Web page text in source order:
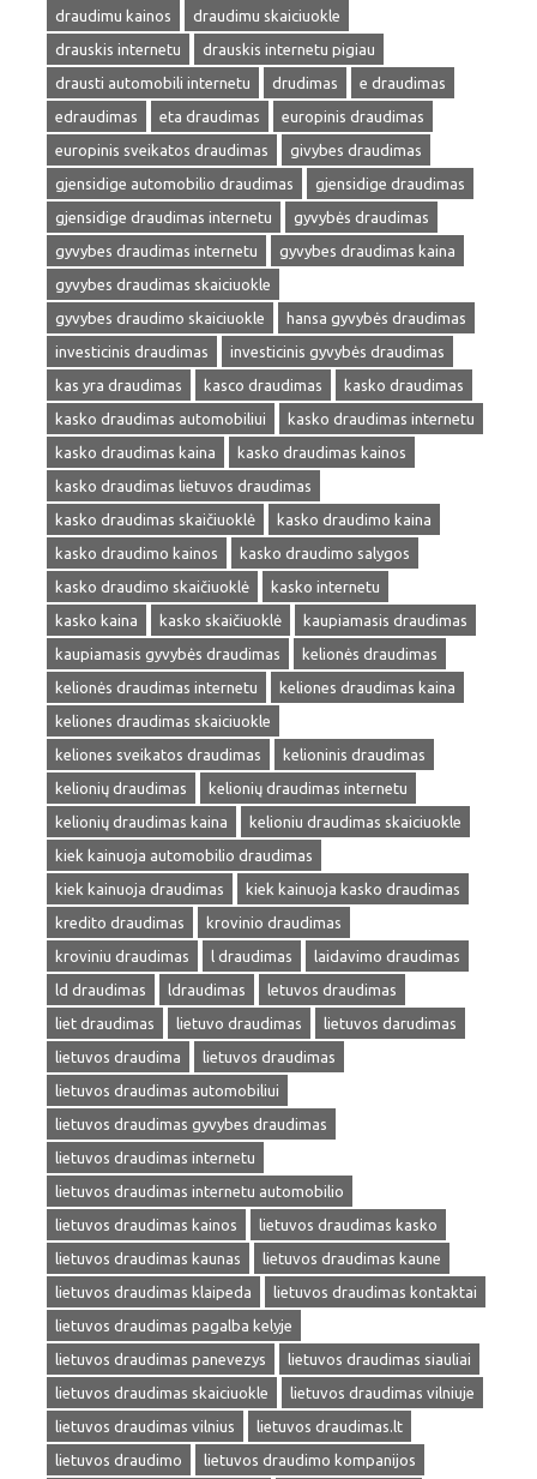
draudimu kainos
draudimu skaiciuokle
drauskis internetu
drauskis internetu pigiau
drausti automobili internetu
drudimas
e draudimas
edraudimas
eta draudimas
europinis draudimas
europinis sveikatos draudimas
givybes draudimas
gjensidige automobilio draudimas
gjensidige draudimas
gjensidige draudimas internetu
gyvybės draudimas
gyvybes draudimas internetu
gyvybes draudimas kaina
gyvybes draudimas skaiciuokle
gyvybes draudimo skaiciuokle
hansa gyvybės draudimas
investicinis draudimas
investicinis gyvybės draudimas
kas yra draudimas
kasco draudimas
kasko draudimas
kasko draudimas automobiliui
kasko draudimas internetu
kasko draudimas kaina
kasko draudimas kainos
kasko draudimas lietuvos draudimas
kasko draudimas skaičiuoklė
kasko draudimo kaina
kasko draudimo kainos
kasko draudimo salygos
kasko draudimo skaičiuoklė
kasko internetu
kasko kaina
kasko skaičiuoklė
kaupiamasis draudimas
kaupiamasis gyvybės draudimas
kelionės draudimas
kelionės draudimas internetu
keliones draudimas kaina
keliones draudimas skaiciuokle
keliones sveikatos draudimas
kelioninis draudimas
kelionių draudimas
kelionių draudimas internetu
kelionių draudimas kaina
kelioniu draudimas skaiciuokle
kiek kainuoja automobilio draudimas
kiek kainuoja draudimas
kiek kainuoja kasko draudimas
kredito draudimas
krovinio draudimas
kroviniu draudimas
l draudimas
laidavimo draudimas
ld draudimas
ldraudimas
letuvos draudimas
liet draudimas
lietuvo draudimas
lietuvos darudimas
lietuvos draudima
lietuvos draudimas
lietuvos draudimas automobiliui
lietuvos draudimas gyvybes draudimas
lietuvos draudimas internetu
lietuvos draudimas internetu automobilio
lietuvos draudimas kainos
lietuvos draudimas kasko
lietuvos draudimas kaunas
lietuvos draudimas kaune
lietuvos draudimas klaipeda
lietuvos draudimas kontaktai
lietuvos draudimas pagalba kelyje
lietuvos draudimas panevezys
lietuvos draudimas siauliai
lietuvos draudimas skaiciuokle
lietuvos draudimas vilniuje
lietuvos draudimas vilnius
lietuvos draudimas.lt
lietuvos draudimo
lietuvos draudimo kompanijos